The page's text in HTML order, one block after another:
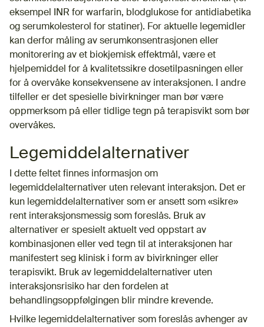
eksempel INR for warfarin, blodglukose for antidiabetika
og serumkolesterol for statiner). For aktuelle legemidler
kan derfor måling av serumkonsentrasjonen eller
monitorering av et biokjemisk effektmål, være et
hjelpemiddel for å kvalitetssikre dosetilpasningen eller
for å overvåke konsekvensene av interaksjonen. I andre
tilfeller er det spesielle bivirkninger man bør være
oppmerksom på eller tidlige tegn på terapisvikt som bør
overvåkes.
Legemiddelalternativer
I dette feltet finnes informasjon om
legemiddelalternativer uten relevant interaksjon. Det er
kun legemiddelalternativer som er ansett som «sikre»
rent interaksjonsmessig som foreslås. Bruk av
alternativer er spesielt aktuelt ved oppstart av
kombinasjonen eller ved tegn til at interaksjonen har
manifestert seg klinisk i form av bivirkninger eller
terapisvikt. Bruk av legemiddelalternativer uten
interaksjonsrisiko har den fordelen at
behandlingsoppfølgingen blir mindre krevende.
Hvilke legemiddelalternativer som foreslås avhenger av